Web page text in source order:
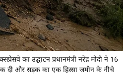
का उद्घाटन प्रधानमंत्री नरेंद्र मोदी ने 16
दी और सड़क का एक हिस्सा जमीन के नीचे